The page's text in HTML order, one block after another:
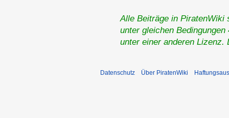
Alle Beiträge in PiratenWiki
unter gleichen
unter einer anderen
Datenschutz Über PiratenWiki